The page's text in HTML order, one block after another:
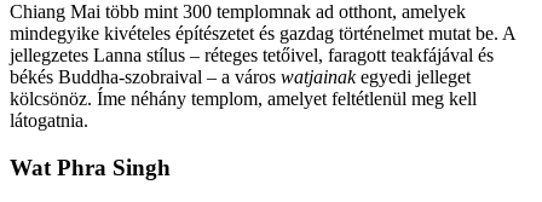
Chiang Mai több mint 300 templomnak ad otthont, amelyek
mindegyike kivételes építészetet és gazdag történelmet mutat be. A
jellegzetes Lanna stílus – réteges tetőivel, faragott teakfájával és
békés Buddha-szobraival – a város watjainakegyedi jelleget
kölcsönöz. Íme néhány templom, amelyet feltétlenül meg kell
látogatnia.
Wat Phra Singh